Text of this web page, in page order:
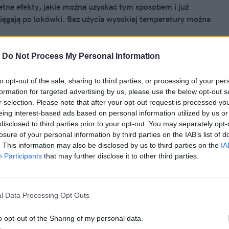
Do Not Process My Personal Information
opt-out of the sale, sharing to third parties, or processing of your
for targeted advertising by us, please use the below opt-out
selection. Please note that after your opt-out request is processed
interest-based ads based on personal information utilized by us
to third parties prior to your opt-out. You may separately
of your personal information by third parties on the IAB’s list of
This information may also be disclosed by us to third parties on the
Participants that may further disclose it to other third parties.
Data Processing Opt Outs
opt-out of the Sharing of my personal data.
efekty, jakie można uzyskać tym sposobem i już
po lokówki. Bez użycia wysokiej temperatury można
10:57
o suszeniu w łazience. Autorka
o tym, jak NAPRAWDĘ dbać o
[ROZMOWA]
pod czapką, wciągają w suwaki kurtek i płaszczy.
sprawiają takie kłopoty, że niejedna (i niejeden) z nas
bolączkom zaradzić.
2021, 10:02